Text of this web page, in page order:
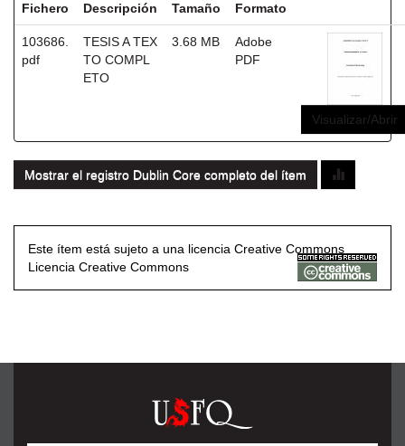
Fichero Descripción Tamaño Formato
103686.
pdf
TESIS A TEX
TO COMPL
ETO
3.68 MB
Adobe
PDF
Visualizar/Abrir
Mostrar el registro Dublin Core completo del ítem
Este ítem está sujeto a una licencia Creative Commons
Licencia Creative Commons